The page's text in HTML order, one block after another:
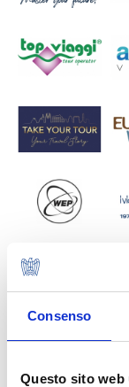
Consenso
Questo sito